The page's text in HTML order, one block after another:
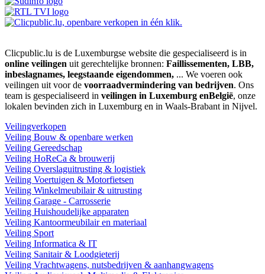
Clicpublic.lu is de Luxemburgse website die gespecialiseerd is in
online veilingen uit gerechtelijke bronnen: Faillissementen, LBB,
inbeslagnames, leegstaande eigendommen, ... We voeren ook
veilingen uit voor de voorraadvermindering van bedrijven. Ons
team is gespecialiseerd in veilingen in Luxemburg enBelgië, onze
lokalen bevinden zich in Luxemburg en in Waals-Brabant in Nijvel.
Veilingverkopen
Veiling Bouw & openbare werken
Veiling Gereedschap
Veiling HoReCa & brouwerij
Veiling Overslaguitrusting & logistiek
Veiling Voertuigen & Motorfietsen
Veiling Winkelmeubilair & uitrusting
Veiling Garage - Carrosserie
Veiling Huishoudelijke apparaten
Veiling Kantoormeubilair en materiaal
Veiling Sport
Veiling Informatica & IT
Veiling Sanitair & Loodgieterij
Veiling Vrachtwagens, nutsbedrijven & aanhangwagens